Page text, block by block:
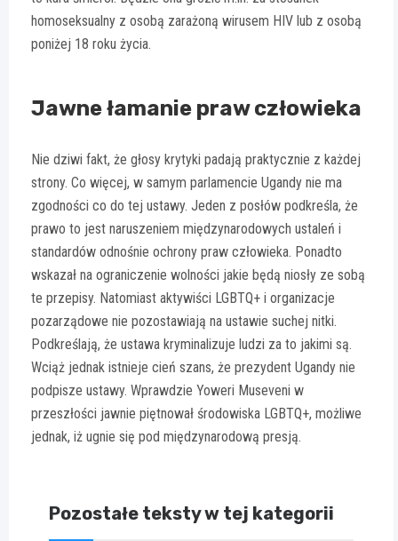
homoseksualny z osobą zarażoną wirusem HIV lub z osobą
poniżej 18 roku życia.
Jawne łamanie praw człowieka
Nie dziwi fakt, że głosy krytyki padają praktycznie z każdej
strony. Co więcej, w samym parlamencie Ugandy nie ma
zgodności co do tej ustawy. Jeden z posłów podkreśla, że
prawo to jest naruszeniem międzynarodowych ustaleń i
standardów odnośnie ochrony praw człowieka. Ponadto
wskazał na ograniczenie wolności jakie będą niosły ze sobą
te przepisy. Natomiast aktywiści LGBTQ+ i organizacje
pozarządowe nie pozostawiają na ustawie suchej nitki.
Podkreślają, że ustawa kryminalizuje ludzi za to jakimi są.
Wciąż jednak istnieje cień szans, że prezydent Ugandy nie
podpisze ustawy. Wprawdzie Yoweri Museveni w
przeszłości jawnie piętnował środowiska LGBTQ+, możliwe
jednak, iż ugnie się pod międzynarodową presją.
Pozostałe teksty w tej kategorii